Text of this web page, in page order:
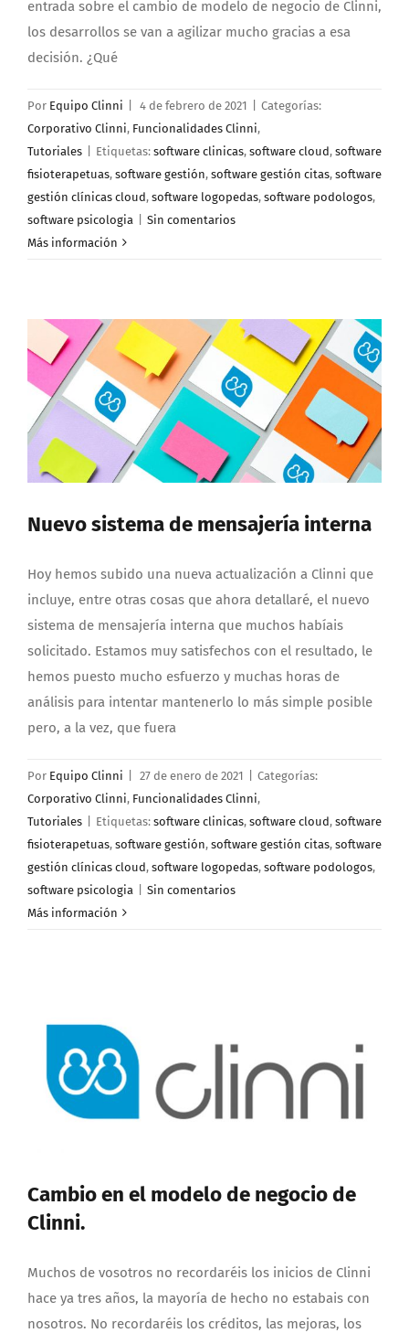
entrada sobre el cambio de modelo de negocio de Clinni,
los desarrollos se van a agilizar mucho gracias a esa
decisión. ¿Qué
Por Equipo Clinni 4 de febrero de 2021
Categorías:
Corporativo Clinni, Funcionalidades Clinni,
Tutoriales
Etiquetas: software clinicas, software cloud, software
fisioterapetuas, software gestión, software gestión citas, software
gestión clínicas cloud, software logopedas, software podologos,
software psicologia
Sin comentarios
Más información
Nuevo sistema de mensajería interna
Hoy hemos subido una nueva actualización a Clinni que
incluye, entre otras cosas que ahora detallaré, el nuevo
sistema de mensajería interna que muchos habíais
solicitado. Estamos muy satisfechos con el resultado, le
hemos puesto mucho esfuerzo y muchas horas de
análisis para intentar mantenerlo lo más simple posible
pero, a la vez, que fuera
Por Equipo Clinni 27 de enero de 2021
Categorías:
Corporativo Clinni, Funcionalidades Clinni,
Tutoriales
Etiquetas: software clinicas, software cloud, software
fisioterapetuas, software gestión, software gestión citas, software
gestión clínicas cloud, software logopedas, software podologos,
software psicologia
Sin comentarios
Más información
Cambio en el modelo de negocio de
Clinni.
Muchos de vosotros no recordaréis los inicios de Clinni
hace ya tres años, la mayoría de hecho no estabais con
nosotros. No recordaréis los créditos, las mejoras, los